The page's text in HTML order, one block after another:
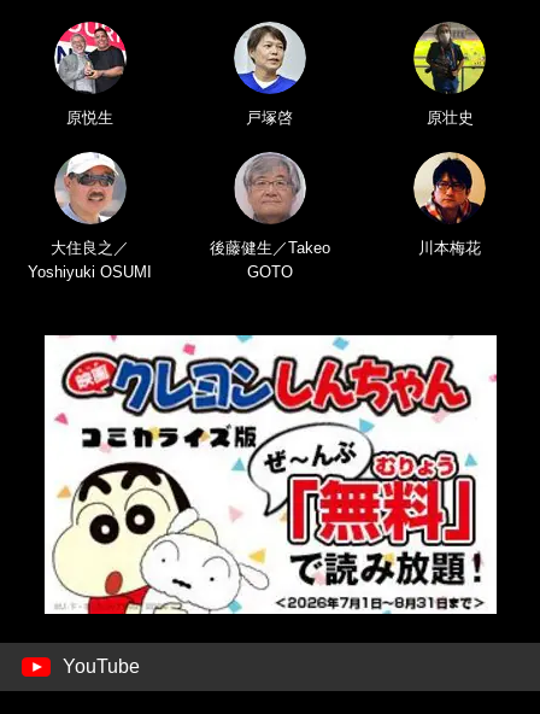
原悦生 戸塚啓 原壮史
大住良之／
Yoshiyuki OSUMI
後藤健生／Takeo
GOTO
川本梅花
YouTube